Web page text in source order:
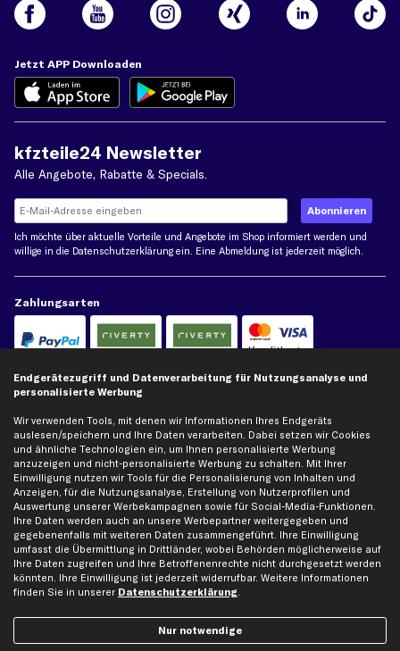
Jetzt APP Downloaden
kfzteile24 Newsletter
Alle Angebote, Rabatte & Specials.
Ich möchte über aktuelle Vorteile und Angebote im Shop informiert werden und
willige in die Datenschutzerklärung ein. Eine Abmeldung ist jederzeit möglich.
Zahlungsarten
Kreditkarte
Versand
Artikel, Teile, Original und Bestell-Nr. dienen nur zu Vergleichszwecken und sind
keine Herkunftsbezeichnungen. Die Nennung von Namen, Warenzeichen oder
Markennamen erfolgt nur zu Zwecken der Zuordnung unserer Artikel. Die Angaben
von diesen in Rechnungen an Fahrzeugbesitzer sind nicht statthaft. Die Ware bleibt
Die hier dargestellten Daten, insbesondere die gesamte Datenbank, dürfen nicht
Endgerätezugriff und Datenverarbeitung für Nutzungsanalyse und
personalisierte Werbung
Wir verwenden Tools, mit denen wir Informationen Ihres Endgeräts
auslesen/speichern und Ihre Daten verarbeiten. Dabei setzen wir Cookies
und ähnliche Technologien ein, um Ihnen personalisierte Werbung
anzuzeigen und nicht-personalisierte Werbung zu schalten. Mit Ihrer
Einwilligung nutzen wir Tools für die Personalisierung von Inhalten und
Anzeigen, für die Nutzungsanalyse, Erstellung von Nutzerprofilen und
Auswertung unserer Werbekampagnen sowie für Social-Media-Funktionen.
Ihre Daten werden auch an unsere Werbepartner weitergegeben und
gegebenenfalls mit weiteren Daten zusammengeführt. Ihre Einwilligung
umfasst die Übermittlung in Drittländer, wobei Behörden möglicherweise auf
Ihre Daten zugreifen und Ihre Betroffenenrechte nicht durchgesetzt werden
könnten. Ihre Einwilligung ist jederzeit widerrufbar. Weitere Informationen
finden Sie in unserer Datenschutzerklärung.
Nur notwendige